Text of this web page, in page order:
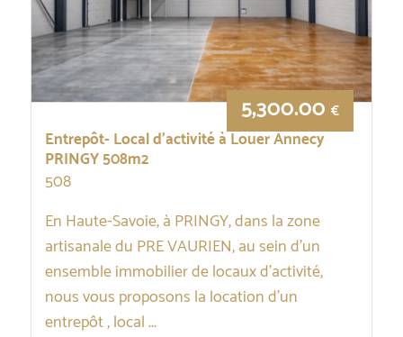
Entrepôt- Local d’activité à Louer Annecy
PRINGY 508m2
5,300.00€
508
En Haute-Savoie, à PRINGY, dans la zone
artisanale du PRE VAURIEN, au sein d’un
ensemble immobilier de locaux d’activité,
nous vous proposons la location d’un
entrepôt , local ...